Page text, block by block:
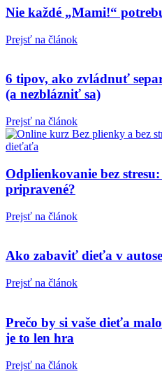
Nie každé „Mami!“
Prejsť na článok
6 tipov, ako zvládnuť
(a nezblázniť sa)
Prejsť na článok
Odplienkovanie bez
pripravené?
Prejsť na článok
Ako zabaviť dieťa v
Prejsť na článok
Prečo by si vaše dieťa
je to len hra
Prejsť na článok